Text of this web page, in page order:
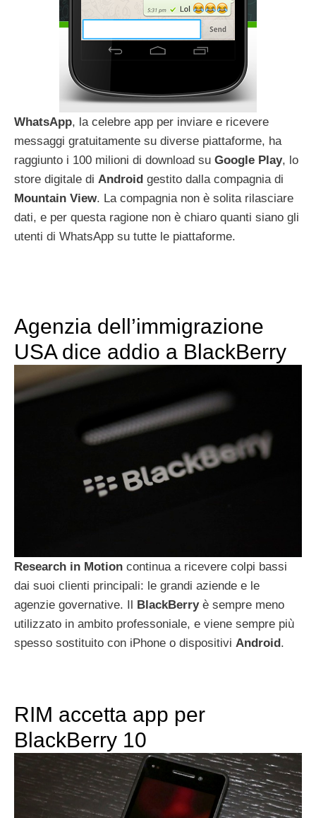
WhatsApp, la celebre app per inviare e ricevere
messaggi gratuitamente su diverse piattaforme, ha
raggiunto i 100 milioni di download su Google Play, lo
store digitale di Android gestito dalla compagnia di
Mountain View. La compagnia non è solita rilasciare
dati, e per questa ragione non è chiaro quanti siano gli
utenti di WhatsApp su tutte le piattaforme.
Agenzia dell’immigrazione
USA dice addio a BlackBerry
Research in Motion continua a ricevere colpi bassi
dai suoi clienti principali: le grandi aziende e le
agenzie governative. Il BlackBerryè sempre meno
utilizzato in ambito professoniale, e viene sempre più
spesso sostituito con iPhone o dispositivi Android.
RIM accetta app per
BlackBerry 10